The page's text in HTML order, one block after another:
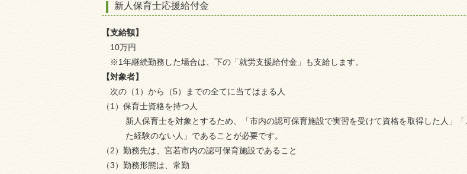
新人保育士応援給付金
【支給額】
10万円
※1年継続勤務した場合は、下の「就労支援給付金」も支給します。
【対象者】
次の（1）から（5）までの全てに当てはまる人
（1）保育士資格を持つ人
新人保育士を対象とするため、「市内の認可保育施設で実習を受けて資格を取得した人」
た経験のない人」であることが必要です。
（2）勤務先は、宮若市内の認可保育施設であること
（3）勤務形態は、常勤